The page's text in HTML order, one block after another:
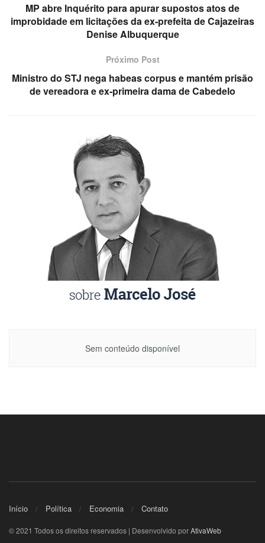
MP abre Inquérito para apurar supostos atos de
improbidade em licitações da ex-prefeita de Cajazeiras
Denise Albuquerque
Próximo Post
Ministro do STJ nega habeas corpus e mantém prisão
de vereadora e ex-primeira dama de Cabedelo
Sem conteúdo disponível
Início Política Economia Contato
© 2021 Todos os direitos reservados | Desenvolvido porAtivaWeb